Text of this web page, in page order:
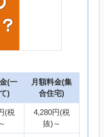
(一
)
月額料金(集
合住宅)
(税
4,280円(税
抜)～